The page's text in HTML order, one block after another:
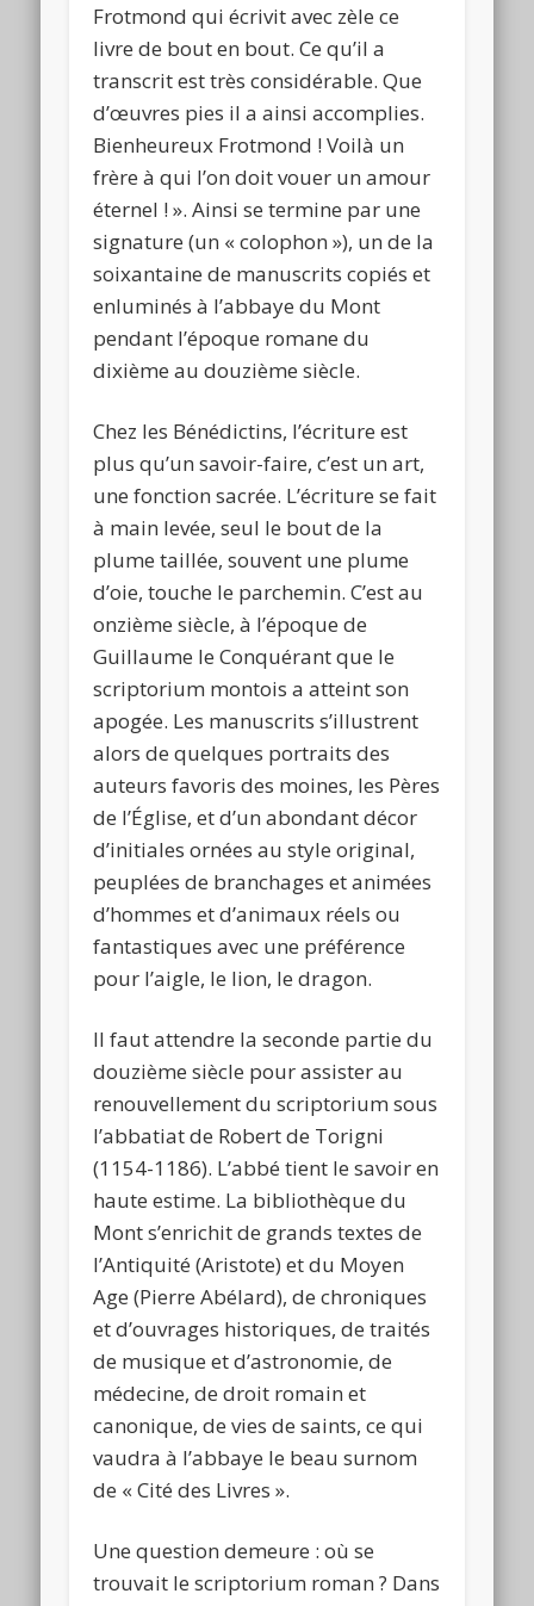
Frotmond qui écrivit avec zèle ce
livre de bout en bout. Ce qu’il a
transcrit est très considérable. Que
d’œuvres pies il a ainsi accomplies.
Bienheureux Frotmond ! Voilà un
frère à qui l’on doit vouer un amour
éternel ! ». Ainsi se termine par une
signature (un « colophon »), un de la
soixantaine de manuscrits copiés et
enluminés à l’abbaye du Mont
pendant l’époque romane du
dixième au douzième siècle.
Chez les Bénédictins, l’écriture est
plus qu’un savoir-faire, c’est un art,
une fonction sacrée. L’écriture se fait
à main levée, seul le bout de la
plume taillée, souvent une plume
d’oie, touche le parchemin. C’est au
onzième siècle, à l’époque de
Guillaume le Conquérant que le
scriptorium montois a atteint son
apogée. Les manuscrits s’illustrent
alors de quelques portraits des
auteurs favoris des moines, les Pères
de l’Église, et d’un abondant décor
d’initiales ornées au style original,
peuplées de branchages et animées
d’hommes et d’animaux réels ou
fantastiques avec une préférence
pour l’aigle, le lion, le dragon.
Il faut attendre la seconde partie du
douzième siècle pour assister au
renouvellement du scriptorium sous
l’abbatiat de Robert de Torigni
(1154-1186). L’abbé tient le savoir en
haute estime. La bibliothèque du
Mont s’enrichit de grands textes de
l’Antiquité (Aristote) et du Moyen
Age (Pierre Abélard), de chroniques
et d’ouvrages historiques, de traités
de musique et d’astronomie, de
médecine, de droit romain et
canonique, de vies de saints, ce qui
vaudra à l’abbaye le beau surnom
de « Cité des Livres ».
Une question demeure : où se
trouvait le scriptorium roman ? Dans